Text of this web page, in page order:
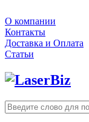
О компании
Контакты
Доставка и Оплата
Статьи